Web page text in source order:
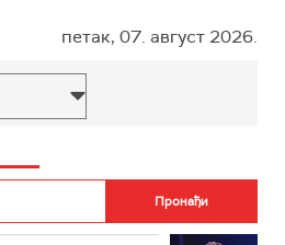
петак, 07. август 2026.